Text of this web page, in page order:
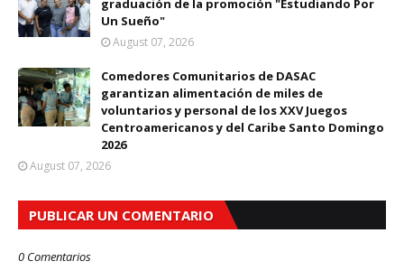
graduación de la promoción "Estudiando Por
Un Sueño"
August 07, 2026
Comedores Comunitarios de DASAC
garantizan alimentación de miles de
voluntarios y personal de los XXV Juegos
Centroamericanos y del Caribe Santo Domingo
2026
August 07, 2026
PUBLICAR UN COMENTARIO
0 Comentarios